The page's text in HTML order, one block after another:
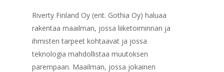
Riverty Finland Oy (ent. Gothia Oy) haluaa
rakentaa maailman, jossa liiketoiminnan ja
ihmisten tarpeet kohtaavat ja jossa
teknologia mahdollistaa muutoksen
parempaan. Maailman, jossa jokainen